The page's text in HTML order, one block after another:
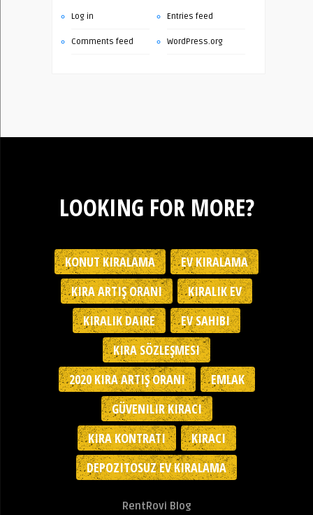
Log in Entries feed
Comments feed WordPress.org
LOOKING FOR MORE?
KONUT KIRALAMA
EV KIRALAMA
KIRA ARTIŞ ORANI
KIRALIK EV
KIRALIK DAIRE
EV SAHIBI
KIRA SÖZLEŞMESI
2020 KIRA ARTIŞ ORANI
EMLAK
GÜVENILIR KIRACI
KIRA KONTRATI
KIRACI
DEPOZITOSUZ EV KIRALAMA
RentRovi Blog